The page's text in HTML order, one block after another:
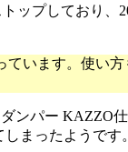
ップしており、
ています。使い
ンパー KAZZO
まったようです。